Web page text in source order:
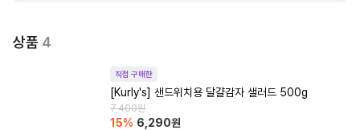
상품 4
직접 구매한
[Kurly's] 샌드위치용 달걀감자 샐러드 500g
7,400원
15% 6,290원